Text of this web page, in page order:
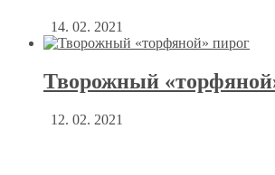
14. 02. 2021
Творожный
12. 02. 2021